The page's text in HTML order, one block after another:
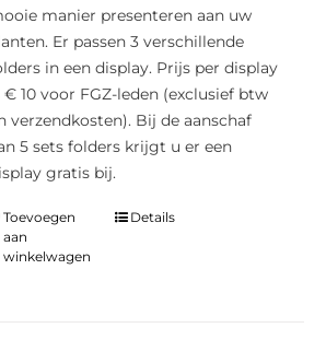
manier presenteren aan uw
Er passen 3 verschillende
in een display. Prijs per display
€ 10 voor FGZ-leden (exclusief btw
verzendkosten). Bij de aanschaf
5 sets folders krijgt u er een
gratis bij.
Toevoegen
aan
winkelwagen
Details